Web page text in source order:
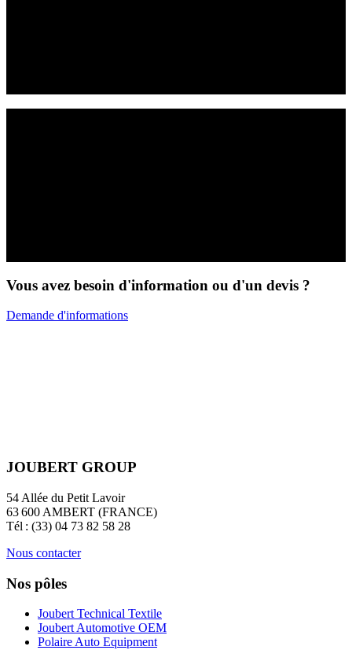
Vous avez besoin d'information ou d'un devis ?
Demande d'informations
JOUBERT GROUP
54 Allée du Petit Lavoir
63 600 AMBERT (FRANCE)
Tél : (33) 04 73 82 58 28
Nous contacter
Nos pôles
Joubert Technical Textile
Joubert Automotive OEM
Polaire Auto Equipment